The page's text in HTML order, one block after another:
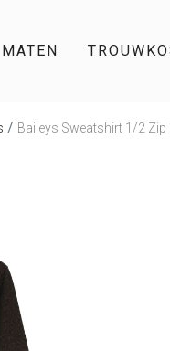
MATEN
Baileys Sweatshirt 1/2